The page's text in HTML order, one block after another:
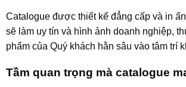
Catalogue được thiết kế đẳng cấp và in
sẽ làm uy tín và hình ảnh doanh nghiệp,
phẩm của Quý khách hằn sâu vào tâm trí
Tầm quan trọng mà catalogue